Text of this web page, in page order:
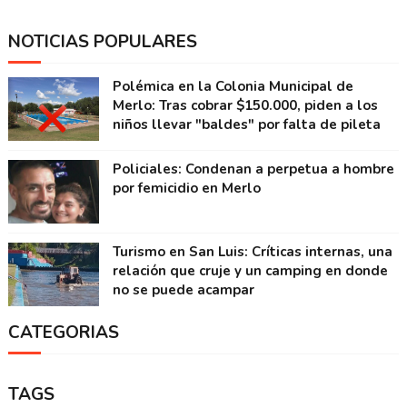
NOTICIAS POPULARES
Polémica en la Colonia Municipal de
Merlo: Tras cobrar $150.000, piden a los
niños llevar "baldes" por falta de pileta
Policiales: Condenan a perpetua a hombre
por femicidio en Merlo
Turismo en San Luis: Críticas internas, una
relación que cruje y un camping en donde
no se puede acampar
CATEGORIAS
TAGS